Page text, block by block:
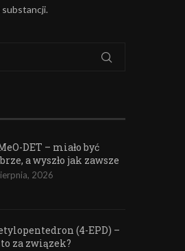
DET – miało być
a wyszło jak zawsze
2026
(4-EPD) –
za związek?